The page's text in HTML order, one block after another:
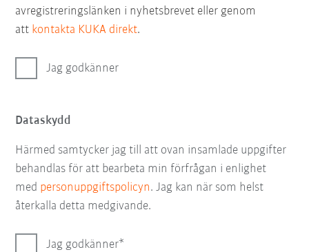
avregistreringslänken i nyhetsbrevet eller genom
att kontakta KUKA direkt.
Jag godkänner
Dataskydd
Härmed samtycker jag till att ovan insamlade uppgifter
behandlas för att bearbeta min förfrågan i enlighet
med personuppgiftspolicyn. Jag kan när som helst
återkalla detta medgivande.
Jag godkänner